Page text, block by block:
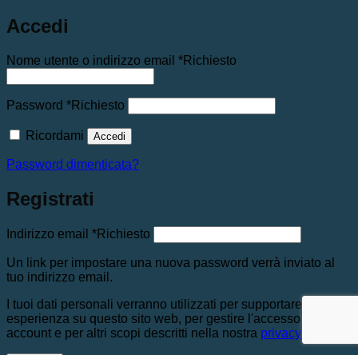
Accedi
Nome utente o indirizzo email *Richiesto
Password *Richiesto
Ricordami Accedi
Password dimenticata?
Registrati
Indirizzo email *Richiesto
Un link per impostare una nuova password verrà inviato al
tuo indirizzo email.
I tuoi dati personali verranno utilizzati per supportare la tua
esperienza su questo sito web, per gestire l'accesso al tuo
account e per altri scopi descritti nella nostra privacy policy